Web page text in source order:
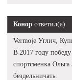
Конор ответил(а)
Vermoje Углич,
В 2017 году
спортсменка
бездельничать.